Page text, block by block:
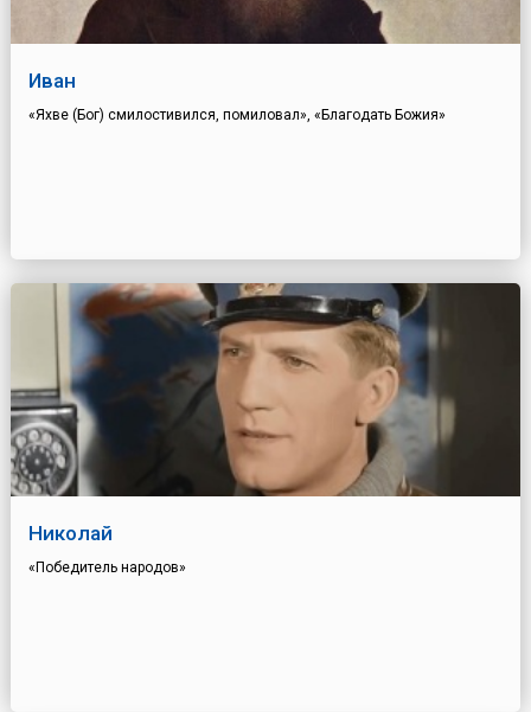
Иван
«Яхве (Бог) смилостивился, помиловал», «Благодать Божия»
Николай
«Победитель народов»